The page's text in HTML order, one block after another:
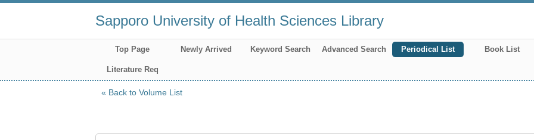
Sapporo University of Health Sciences Library
Top Page Newly Arrived Keyword Search Advanced Search Periodical List Book List
Literature Req
Back to Volume List